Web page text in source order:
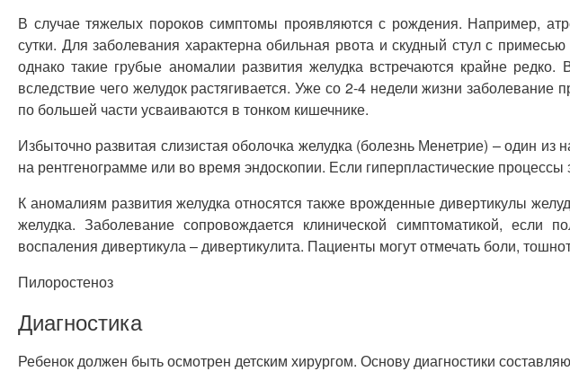
В случае тяжелых пороков симптомы проявляются с рождения. Например,
сутки. Для заболевания характерна обильная рвота и скудный стул с
однако такие грубые аномалии развития желудка встречаются крайне
вследствие чего желудок растягивается. Уже со 2-4 недели жизни
по большей части усваиваются в тонком кишечнике.
Избыточно развитая слизистая оболочка желудка (болезнь Менетрие) – один
на рентгенограмме или во время эндоскопии. Если гиперпластические
К аномалиям развития желудка относятся также врожденные дивертикулы
желудка. Заболевание сопровождается клинической симптоматикой, если
воспаления дивертикула – дивертикулита. Пациенты могут отмечать боли,
Пилоростеноз
Диагностика
Ребенок должен быть осмотрен детским хирургом. Основу диагностики